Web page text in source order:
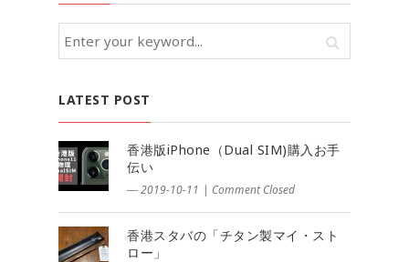
LATEST POST
香港版iPhone（Dual SIM)購入お手
伝い
― 2019-10-11 | Comment Closed
香港スタバの「チタン製マイ・スト
ロー」